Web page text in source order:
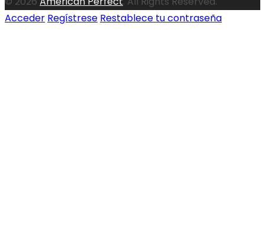
Acceder Regístrese Restablece tu contraseña